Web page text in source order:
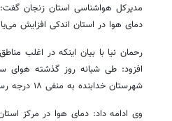
مدیرکل هواشناسی استان زنجان
دمای هوا در استان اندکی افزایش
رحمان نیا با بیان اینکه در اغلب
افزود: طی شبانه روز گذشته هوای
شهرستان خدابنده به منفی ۱۸ درجه رسید.